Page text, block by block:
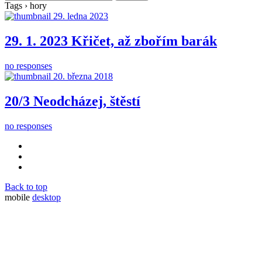
Tags › hory
29. ledna 2023
29. 1. 2023 Křičet, až zbořím barák
no responses
20. března 2018
20/3 Neodcházej, štěstí
no responses
Back to top
mobile desktop